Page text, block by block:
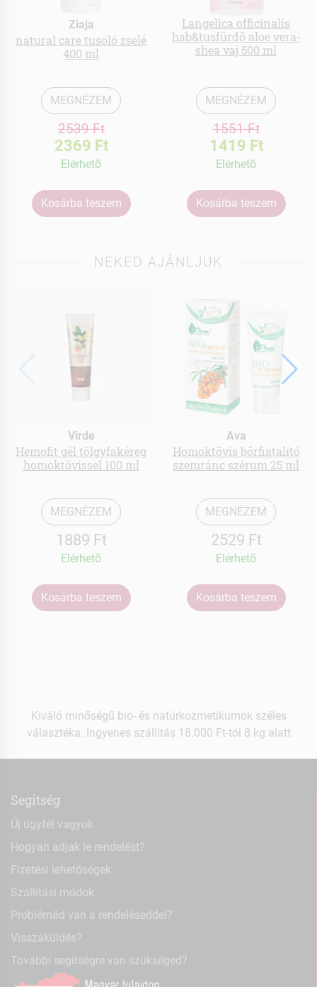
Ziaja
natural care tusoló zselé
400 ml
MEGNÉZEM
2539 Ft
2369 Ft
Elérhetõ
Kosárba teszem
Langelica officinalis
hab&tusfürdő aloe vera-
shea vaj 500 ml
MEGNÉZEM
1551 Ft
1419 Ft
Elérhetõ
Kosárba teszem
NEKED AJÁNLJUK
Virde
Hemofit gél tölgyfakéreg
homoktövissel 100 ml
MEGNÉZEM
1889 Ft
Elérhetõ
Kosárba teszem
Ava
Homoktövis bőrfiatalító
szemránc szérum 25 ml
MEGNÉZEM
2529 Ft
Elérhetõ
Kosárba teszem
Kiváló minőségű bio- és natúrkozmetikumok széles
választéka. Ingyenes szállítás 18.000 Ft-tól 8 kg alatt
Segítség
Új ügyfél vagyok
Hogyan adjak le rendelést?
Fizetési lehetőségek
Szállítási módok
Problémád van a rendeléseddel?
Visszaküldés?
További segítségre van szükséged?